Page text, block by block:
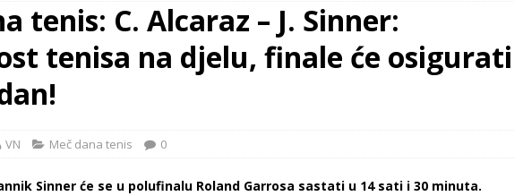
tenis: C. Alcaraz – J. Sinner:
tenisa na djelu, finale će osigurati
VN Meč dana tenis 0
Sinner će se u polufinalu Roland Garrosa sastati u 14 sati i 30 minuta.